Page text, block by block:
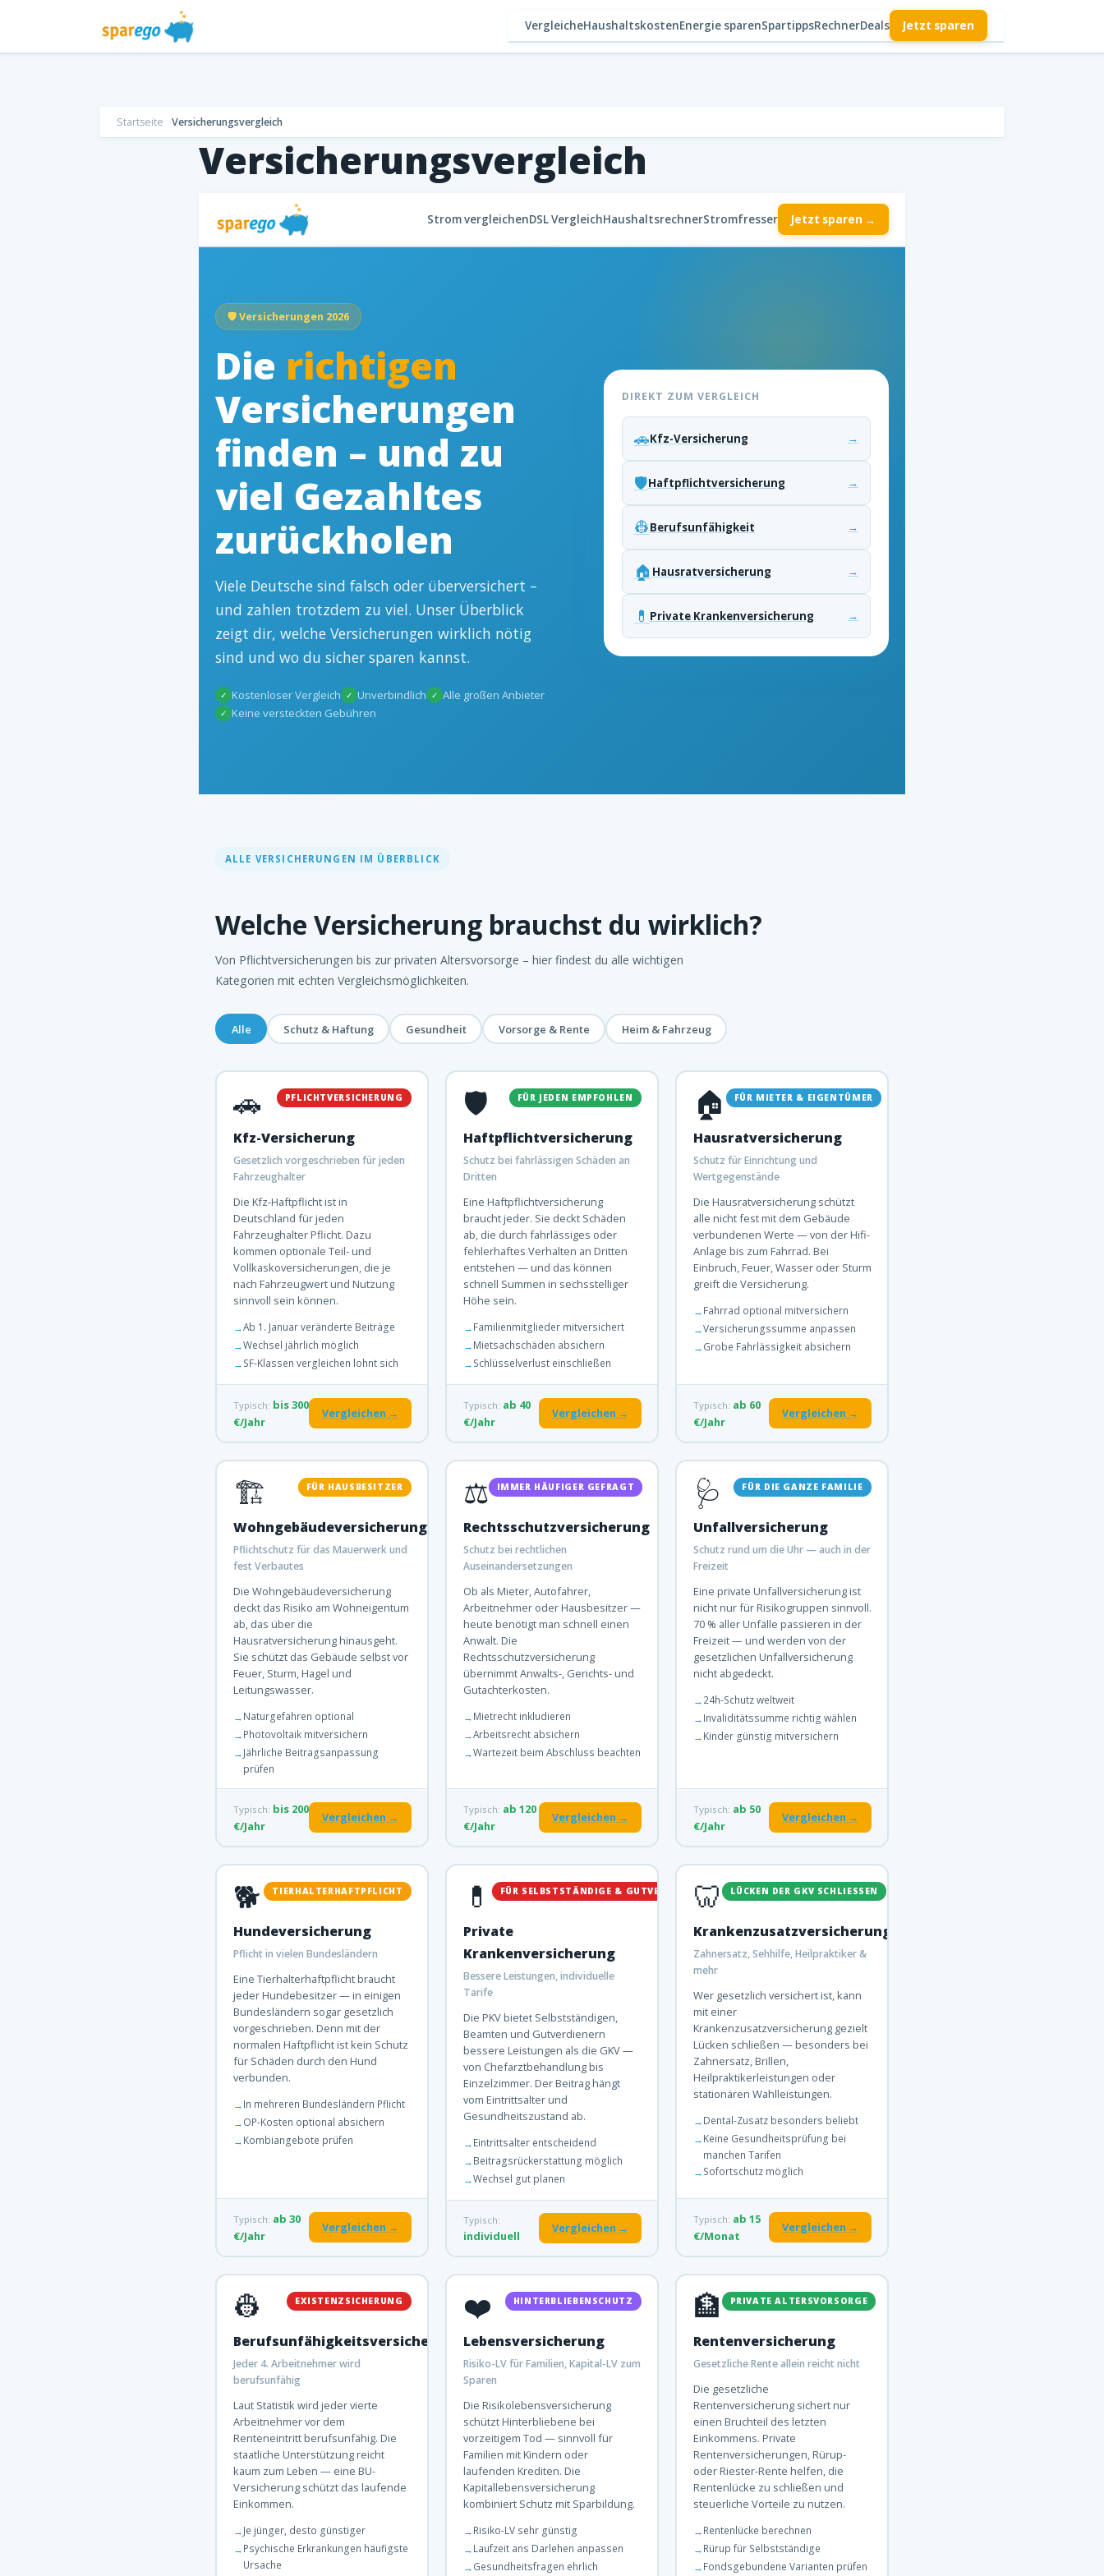
VergleicheHaushaltskostenEnergie sparenSpartippsRechnerDeals Jetzt sparen
Startseite Versicherungsvergleich
Versicherungsvergleich
Strom vergleichenDSL VergleichHaushaltsrechnerStromfresser Jetzt sparen →
🛡️ Versicherungen 2026
Die richtigen
Versicherungen
finden – und zu
viel Gezahltes
zurückholen
Viele Deutsche sind falsch oder überversichert –
und zahlen trotzdem zu viel. Unser Überblick
zeigt dir, welche Versicherungen wirklich nötig
sind und wo du sicher sparen kannst.
✓ Kostenloser Vergleich ✓ Unverbindlich ✓ Alle großen Anbieter
✓ Keine versteckten Gebühren
DIREKT ZUM VERGLEICH
🚗Kfz-Versicherung →
🛡️Haftpflichtversicherung →
👷Berufsunfähigkeit →
🏠 Hausratversicherung →
💊 Private Krankenversicherung →
ALLE VERSICHERUNGEN IM ÜBERBLICK
Welche Versicherung brauchst du wirklich?
Von Pflichtversicherungen bis zur privaten Altersvorsorge – hier findest du alle wichtigen
Kategorien mit echten Vergleichsmöglichkeiten.
Alle Schutz & Haftung Gesundheit Vorsorge & Rente Heim & Fahrzeug
🚗 PFLICHTVERSICHERUNG
Kfz-Versicherung
Gesetzlich vorgeschrieben für jeden
Fahrzeughalter
Die Kfz-Haftpflicht ist in
Deutschland für jeden
Fahrzeughalter Pflicht. Dazu
kommen optionale Teil- und
Vollkaskoversicherungen, die je
nach Fahrzeugwert und Nutzung
sinnvoll sein können.
Ab 1. Januar veränderte Beiträge
Wechsel jährlich möglich
SF-Klassen vergleichen lohnt sich
Typisch: bis 300
€/Jahr
Vergleichen →
🛡️ FÜR JEDEN EMPFOHLEN
Haftpflichtversicherung
Schutz bei fahrlässigen Schäden an
Dritten
Eine Haftpflichtversicherung
braucht jeder. Sie deckt Schäden
ab, die durch fahrlässiges oder
fehlerhaftes Verhalten an Dritten
entstehen — und das können
schnell Summen in sechsstelliger
Höhe sein.
Familienmitglieder mitversichert
Mietsachschäden absichern
Schlüsselverlust einschließen
Typisch: ab 40
€/Jahr
Vergleichen →
🏠 FÜR MIETER & EIGENTÜMER
Hausratversicherung
Schutz für Einrichtung und
Wertgegenstände
Die Hausratversicherung schützt
alle nicht fest mit dem Gebäude
verbundenen Werte — von der Hifi-
Anlage bis zum Fahrrad. Bei
Einbruch, Feuer, Wasser oder Sturm
greift die Versicherung.
Fahrrad optional mitversichern
Versicherungssumme anpassen
Grobe Fahrlässigkeit absichern
Typisch: ab 60
€/Jahr
Vergleichen →
🏗️ FÜR HAUSBESITZER
Wohngebäudeversicherung
Pflichtschutz für das Mauerwerk und
fest Verbautes
Die Wohngebäudeversicherung
deckt das Risiko am Wohneigentum
ab, das über die
Hausratversicherung hinausgeht.
Sie schützt das Gebäude selbst vor
Feuer, Sturm, Hagel und
Leitungswasser.
Naturgefahren optional
Photovoltaik mitversichern
Jährliche Beitragsanpassung
prüfen
Typisch: bis 200
€/Jahr
Vergleichen →
⚖️ IMMER HÄUFIGER GEFRAGT
Rechtsschutzversicherung
Schutz bei rechtlichen
Auseinandersetzungen
Ob als Mieter, Autofahrer,
Arbeitnehmer oder Hausbesitzer —
heute benötigt man schnell einen
Anwalt. Die
Rechtsschutzversicherung
übernimmt Anwalts-, Gerichts- und
Gutachterkosten.
Mietrecht inkludieren
Arbeitsrecht absichern
Wartezeit beim Abschluss beachten
Typisch: ab 120
€/Jahr
Vergleichen →
🩺 FÜR DIE GANZE FAMILIE
Unfallversicherung
Schutz rund um die Uhr — auch in der
Freizeit
Eine private Unfallversicherung ist
nicht nur für Risikogruppen sinnvoll.
70 % aller Unfälle passieren in der
Freizeit — und werden von der
gesetzlichen Unfallversicherung
nicht abgedeckt.
24h-Schutz weltweit
Invaliditätssumme richtig wählen
Kinder günstig mitversichern
Typisch: ab 50
€/Jahr
Vergleichen →
🐕 TIERHALTERHAFTPFLICHT
Hundeversicherung
Pflicht in vielen Bundesländern
Eine Tierhalterhaftpflicht braucht
jeder Hundebesitzer — in einigen
Bundesländern sogar gesetzlich
vorgeschrieben. Denn mit der
normalen Haftpflicht ist kein Schutz
für Schäden durch den Hund
verbunden.
In mehreren Bundesländern Pflicht
OP-Kosten optional absichern
Kombiangebote prüfen
Typisch: ab 30
€/Jahr
Vergleichen →
💊 FÜR SELBSTSTÄNDIGE & GUTVERDIENER
Private
Krankenversicherung
Bessere Leistungen, individuelle
Tarife
Die PKV bietet Selbstständigen,
Beamten und Gutverdienern
bessere Leistungen als die GKV —
von Chefarztbehandlung bis
Einzelzimmer. Der Beitrag hängt
vom Eintrittsalter und
Gesundheitszustand ab.
Eintrittsalter entscheidend
Beitragsrückerstattung möglich
Wechsel gut planen
Typisch:
individuell Vergleichen →
🦷 LÜCKEN DER GKV SCHLIESSEN
Krankenzusatzversicherung
Zahnersatz, Sehhilfe, Heilpraktiker &
mehr
Wer gesetzlich versichert ist, kann
mit einer
Krankenzusatzversicherung gezielt
Lücken schließen — besonders bei
Zahnersatz, Brillen,
Heilpraktikerleistungen oder
stationären Wahlleistungen.
Dental-Zusatz besonders beliebt
Keine Gesundheitsprüfung bei
manchen Tarifen
Sofortschutz möglich
Typisch: ab 15
€/Monat
Vergleichen →
👷 EXISTENZSICHERUNG
Berufsunfähigkeitsversicherung
Jeder 4. Arbeitnehmer wird
berufsunfähig
Laut Statistik wird jeder vierte
Arbeitnehmer vor dem
Renteneintritt berufsunfähig. Die
staatliche Unterstützung reicht
kaum zum Leben — eine BU-
Versicherung schützt das laufende
Einkommen.
Je jünger, desto günstiger
Psychische Erkrankungen häufigste
Ursache
❤️ HINTERBLIEBENSCHUTZ
Lebensversicherung
Risiko-LV für Familien, Kapital-LV zum
Sparen
Die Risikolebensversicherung
schützt Hinterbliebene bei
vorzeitigem Tod — sinnvoll für
Familien mit Kindern oder
laufenden Krediten. Die
Kapitallebensversicherung
kombiniert Schutz mit Sparbildung.
Risiko-LV sehr günstig
Laufzeit ans Darlehen anpassen
Gesundheitsfragen ehrlich
🏦 PRIVATE ALTERSVORSORGE
Rentenversicherung
Gesetzliche Rente allein reicht nicht
Die gesetzliche
Rentenversicherung sichert nur
einen Bruchteil des letzten
Einkommens. Private
Rentenversicherungen, Rürup-
oder Riester-Rente helfen, die
Rentenlücke zu schließen und
steuerliche Vorteile zu nutzen.
Rentenlücke berechnen
Rürup für Selbstständige
Fondsgebundene Varianten prüfen